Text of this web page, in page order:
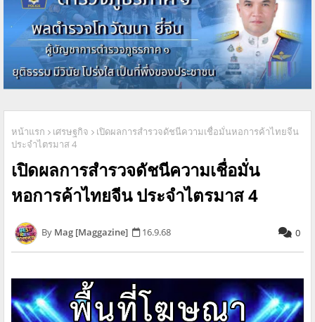
หน้าแรก เศรษฐกิจ
เปิดผลการสำรวจดัชนีความเชื่อมั่นหอการค้าไทยจีน
ประจำไตรมาส 4
เปิดผลการสำรวจดัชนีความเชื่อมั่น
หอการค้าไทยจีน ประจำไตรมาส 4
Mag [Maggazine] 16.9.68 0